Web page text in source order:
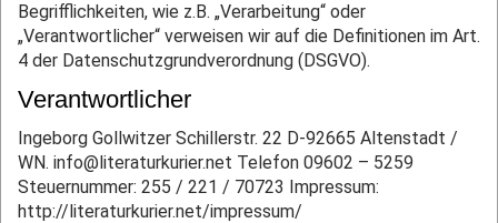
Begrifflichkeiten, wie z.B. „Verarbeitung“ oder
„Verantwortlicher“ verweisen wir auf die Definitionen im Art.
4 der Datenschutzgrundverordnung (DSGVO).
Verantwortlicher
Ingeborg Gollwitzer Schillerstr. 22 D-92665 Altenstadt /
WN. info@literaturkurier.net Telefon 09602 – 5259
Steuernummer: 255 / 221 / 70723 Impressum:
http://literaturkurier.net/impressum/